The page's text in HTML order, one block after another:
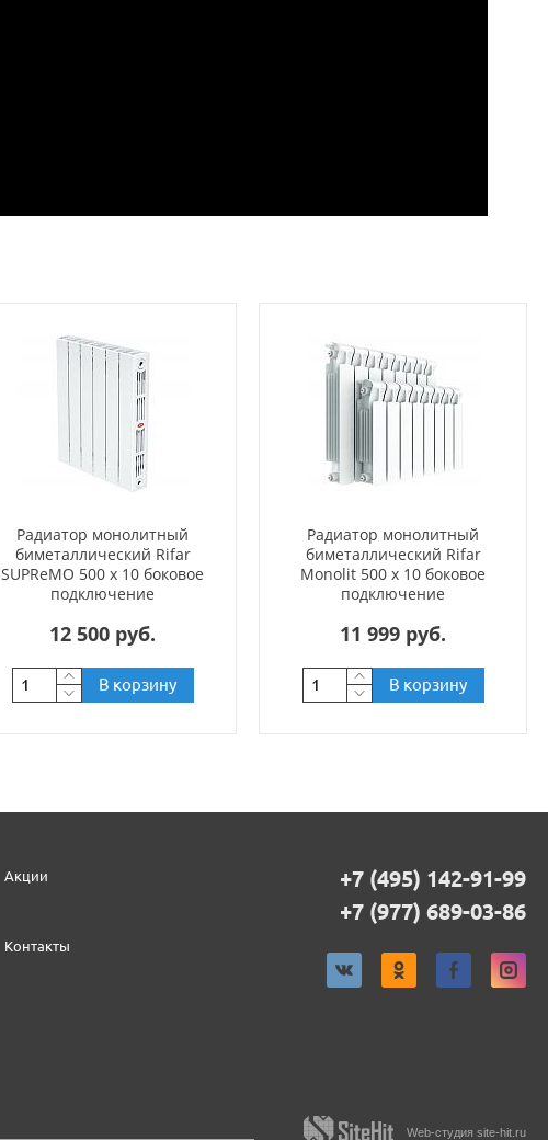
Радиатор монолитный
биметаллический Rifar
SUPReMO 500 x 10 боковое
подключение
12 500 руб.
В корзину
Радиатор монолитный
биметаллический Rifar
Monolit 500 x 10 боковое
подключение
11 999 руб.
В корзину
Акции
Контакты
+7 (495) 142-91-99
+7 (977) 689-03-86
Web-студия site-hit.ru